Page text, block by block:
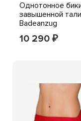
Однотонное
завышенной
Badeanzug
10 290 ₽